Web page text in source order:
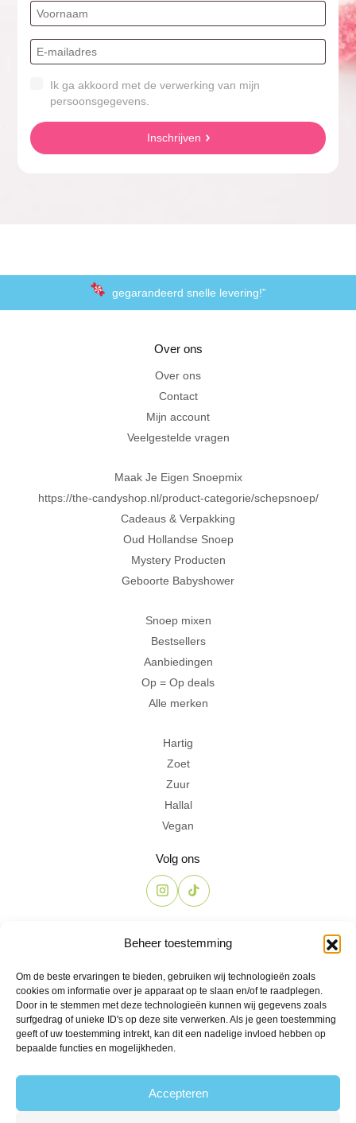
Beheer toestemming
Om de beste ervaringen te bieden, gebruiken wij technologieën zoals
cookies om informatie over je apparaat op te slaan en/of te raadplegen.
Door in te stemmen met deze technologieën kunnen wij gegevens zoals
surfgedrag of unieke ID's op deze site verwerken. Als je geen toestemming
geeft of uw toestemming intrekt, kan dit een nadelige invloed hebben op
bepaalde functies en mogelijkheden.
Accepteren
Ik ga akkoord met de verwerking van mijn
persoonsgegevens.
Inschrijven
gegarandeerd snelle levering!”
Al 20 jaar in Amersfoort
Over ons
Over ons
Contact
Mijn account
Veelgestelde vragen
Maak Je Eigen Snoepmix
https://the-candyshop.nl/product-categorie/schepsnoep/
Cadeaus & Verpakking
Oud Hollandse Snoep
Mystery Producten
Geboorte Babyshower
Snoep mixen
Bestsellers
Aanbiedingen
Op = Op deals
Alle merken
Hartig
Zoet
Zuur
Hallal
Vegan
Volg ons
info@the-candyshop.nl
Langestraat 106, 3811 AK, Amersfoort